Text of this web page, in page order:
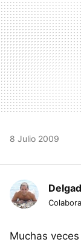
8 Julio 2009
Muchas